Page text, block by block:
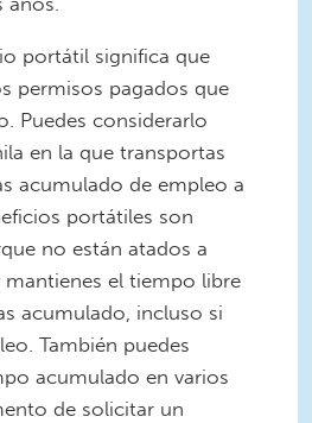
portátil significa que
permisos pagados que
Puedes considerarlo
en la que transportas
acumulado de empleo a
portátiles son
no están atados a
mantienes el tiempo libre
acumulado, incluso si
También puedes
acumulado en varios
de solicitar un